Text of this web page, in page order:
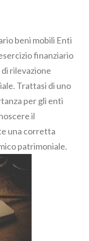
beni mobili Enti
finanziario
rilevazione
Trattasi di uno
per gli enti
il
una corretta
patrimoniale.